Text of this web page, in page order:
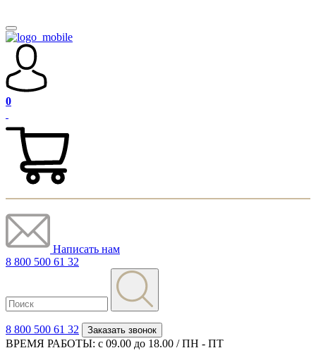
0
Написать нам
8 800 500 61 32
8 800 500 61 32 Заказать звонок
ВРЕМЯ РАБОТЫ: с 09.00 до 18.00 / ПН - ПТ